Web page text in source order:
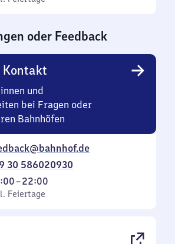
oder Feedback
Kontakt
und
bei Fragen oder
Bahnhöfen
30 586020930
–22:00
Feiertage